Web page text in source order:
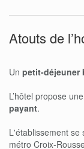
Atouts de
Un petit-déjeuner
L’hôtel propose
payant.
L'établissement se
métro Croix-